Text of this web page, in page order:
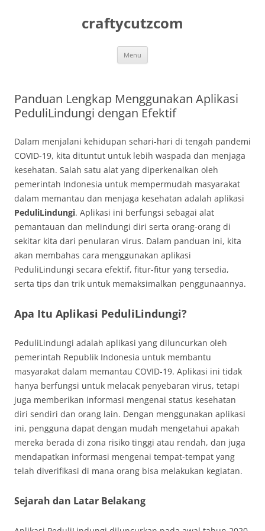
craftycutzcom
Menu
Panduan Lengkap Menggunakan Aplikasi
PeduliLindungi dengan Efektif
Dalam menjalani kehidupan sehari-hari di tengah pandemi
COVID-19, kita dituntut untuk lebih waspada dan menjaga
kesehatan. Salah satu alat yang diperkenalkan oleh
pemerintah Indonesia untuk mempermudah masyarakat
dalam memantau dan menjaga kesehatan adalah aplikasi
PeduliLindungi. Aplikasi ini berfungsi sebagai alat
pemantauan dan melindungi diri serta orang-orang di
sekitar kita dari penularan virus. Dalam panduan ini, kita
akan membahas cara menggunakan aplikasi
PeduliLindungi secara efektif, fitur-fitur yang tersedia,
serta tips dan trik untuk memaksimalkan penggunaannya.
Apa Itu Aplikasi PeduliLindungi?
PeduliLindungi adalah aplikasi yang diluncurkan oleh
pemerintah Republik Indonesia untuk membantu
masyarakat dalam memantau COVID-19. Aplikasi ini tidak
hanya berfungsi untuk melacak penyebaran virus, tetapi
juga memberikan informasi mengenai status kesehatan
diri sendiri dan orang lain. Dengan menggunakan aplikasi
ini, pengguna dapat dengan mudah mengetahui apakah
mereka berada di zona risiko tinggi atau rendah, dan juga
mendapatkan informasi mengenai tempat-tempat yang
telah diverifikasi di mana orang bisa melakukan kegiatan.
Sejarah dan Latar Belakang